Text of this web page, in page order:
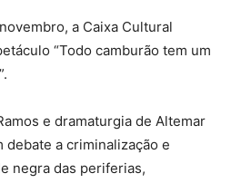
a Caixa Cultural
“Todo camburão tem um
e dramaturgia de Altemar
debate a criminalização e
negra das periferias,